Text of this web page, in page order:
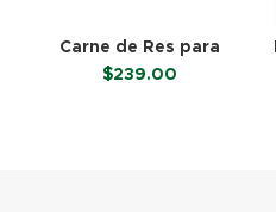
Carne de Res para
Hamburguesa – La
$239.00